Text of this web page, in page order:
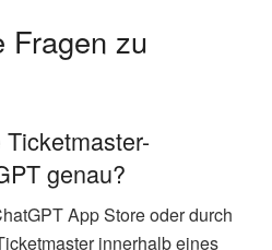
Fragen zu
genau?
App Store oder durch
innerhalb eines